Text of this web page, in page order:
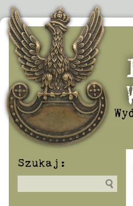
Szukaj: